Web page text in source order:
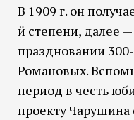
В 1909 г. он
й степени, далее
праздновании
Романовых.
период в честь
проекту